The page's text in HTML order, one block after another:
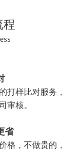
程
打样比对服务，
审核。
省
格，不做贵的，